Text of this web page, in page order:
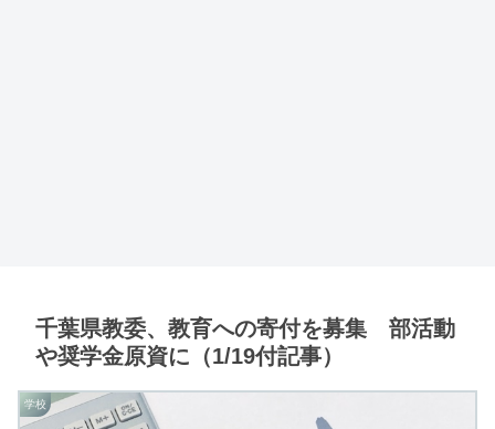
千葉県教委、教育への寄付を募集 部活動
や奨学金原資に（1/19付記事）
学校